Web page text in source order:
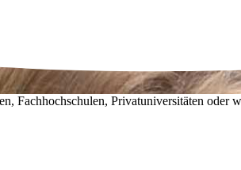
Fachhochschulen, Privatuniversitäten oder